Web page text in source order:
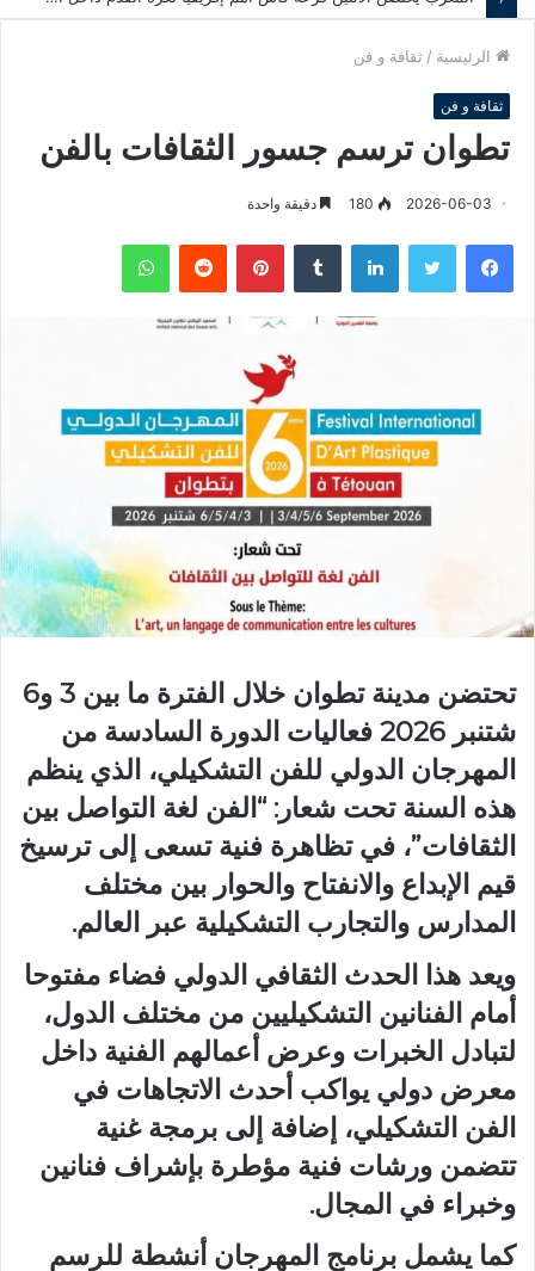
الرئيسية / ثقافة و فن
ثقافة و فن
تطوان ترسم جسور الثقافات بالفن
2026-06-03
180 دقيقة واحدة
فيسبوك لينكدإن بينتيريست
تحتضن مدينة تطوان خلال الفترة ما بين 3 و6
شتنبر 2026 فعاليات الدورة السادسة من
المهرجان الدولي للفن التشكيلي، الذي ينظم
هذه السنة تحت شعار: “الفن لغة التواصل بين
الثقافات”، في تظاهرة فنية تسعى إلى ترسيخ
قيم الإبداع والانفتاح والحوار بين مختلف
المدارس والتجارب التشكيلية عبر العالم.
ويعد هذا الحدث الثقافي الدولي فضاء مفتوحا
أمام الفنانين التشكيليين من مختلف الدول،
لتبادل الخبرات وعرض أعمالهم الفنية داخل
معرض دولي يواكب أحدث الاتجاهات في
الفن التشكيلي، إضافة إلى برمجة غنية
تتضمن ورشات فنية مؤطرة بإشراف فنانين
وخبراء في المجال.
كما يشمل برنامج المهرجان أنشطة للرسم